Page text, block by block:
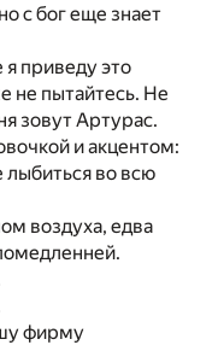
с бог еще знает
приведу это
не пытайтесь. Не
зовут Артурас.
и акцентом:
во всю
воздуха, едва
фирму